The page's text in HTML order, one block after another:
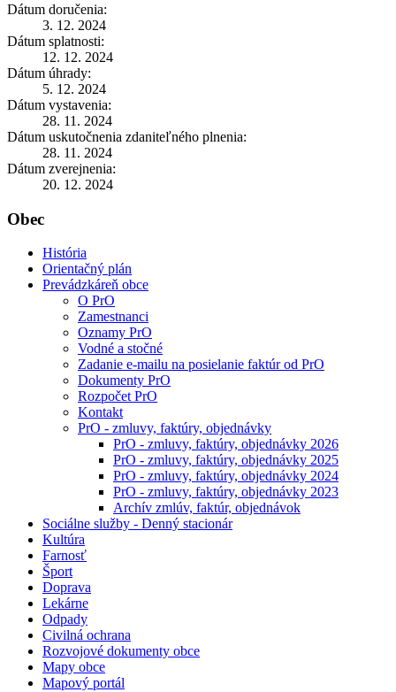
Dátum doručenia:
3. 12. 2024
Dátum splatnosti:
12. 12. 2024
Dátum úhrady:
5. 12. 2024
Dátum vystavenia:
28. 11. 2024
Dátum uskutočnenia zdaniteľného plnenia:
28. 11. 2024
Dátum zverejnenia:
20. 12. 2024
Obec
História
Orientačný plán
Prevádzkáreň obce
O PrO
Zamestnanci
Oznamy PrO
Vodné a stočné
Zadanie e-mailu na posielanie faktúr od PrO
Dokumenty PrO
Rozpočet PrO
Kontakt
PrO - zmluvy, faktúry, objednávky
PrO - zmluvy, faktúry, objednávky 2026
PrO - zmluvy, faktúry, objednávky 2025
PrO - zmluvy, faktúry, objednávky 2024
PrO - zmluvy, faktúry, objednávky 2023
Archív zmlúv, faktúr, objednávok
Sociálne služby - Denný stacionár
Kultúra
Farnosť
Šport
Doprava
Lekárne
Odpady
Civilná ochrana
Rozvojové dokumenty obce
Mapy obce
Mapový portál